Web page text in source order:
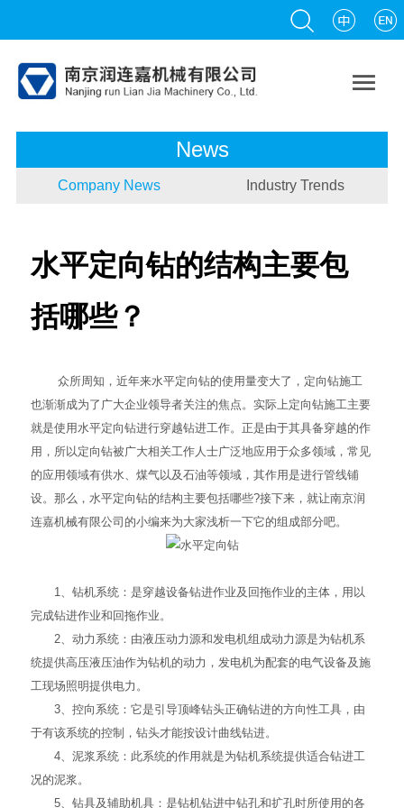

News
Company News Industry Trends
水平定向钻的结构主要包
括哪些？
众所周知，近年来水平定向钻的使用量变大了，定向钻施工
也渐渐成为了广大企业领导者关注的焦点。实际上定向钻施工主要
就是使用水平定向钻进行穿越钻进工作。正是由于其具备穿越的作
用，所以定向钻被广大相关工作人士广泛地应用于众多领域，常见
的应用领域有供水、煤气以及石油等领域，其作用是进行管线铺
设。那么，水平定向钻的结构主要包括哪些?接下来，就让南京润
连嘉机械有限公司的小编来为大家浅析一下它的组成部分吧。
1、钻机系统：是穿越设备钻进作业及回拖作业的主体，用以
完成钻进作业和回拖作业。
2、动力系统：由液压动力源和发电机组成动力源是为钻机系
统提供高压液压油作为钻机的动力，发电机为配套的电气设备及施
工现场照明提供电力。
3、控向系统：它是引导顶峰钻头正确钻进的方向性工具，由
于有该系统的控制，钻头才能按设计曲线钻进。
4、泥浆系统：此系统的作用就是为钻机系统提供适合钻进工
况的泥浆。
5、钻具及辅助机具：是钻机钻进中钻孔和扩孔时所使用的各